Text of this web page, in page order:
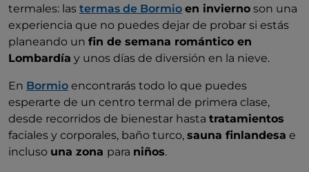
termales: las termas de Bormio en invierno son una
experiencia que no puedes dejar de probar si estás
planeando un fin de semana romántico en
Lombardía y unos días de diversión en la nieve.
En Bormio encontrarás todo lo que puedes
esperarte de un centro termal de primera clase,
desde recorridos de bienestar hasta tratamientos
faciales y corporales, baño turco, sauna finlandesa e
incluso una zona para niños.